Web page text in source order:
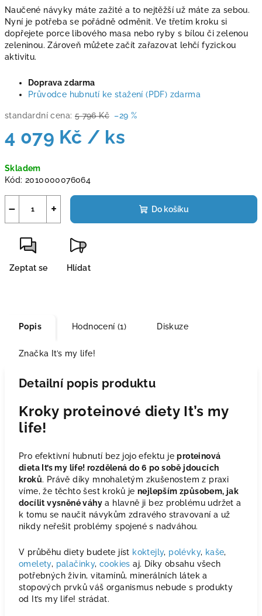
Naučené návyky máte zažité a to nejtěžší už máte za sebou.
Nyní je potřeba se pořádně odměnit. Ve třetím kroku si
dopřejete porce libového masa nebo ryby s bílou či zelenou
zeleninou. Zároveň můžete začít zařazovat lehčí fyzickou
aktivitu.
Doprava zdarma
Průvodce hubnutí ke stažení (PDF) zdarma
standardní cena: 5 796 Kč –29 %
4 079 Kč / ks
cena:
Skladem
Kód: 2010000076064
+
− Do košíku
Zeptat se Hlídat
Popis Hodnocení (1) Diskuze
Značka It’s my life!
Detailní popis produktu
Kroky proteinové diety It’s my
life!
Pro efektivní hubnutí bez jojo efektu jeproteinová
dieta It’s my life! rozdělená do 6 po sobě jdoucích
kroků. Právě díky mnohaletým zkušenostem z praxi
víme, že těchto šest kroků je nejlepším způsobem, jak
docílit vysněné váhy a hlavně ji bez problému udržet a
k tomu se naučit návykům zdravého stravovaní a už
nikdy neřešit problémy spojené s nadváhou.
V průběhu diety budete jíst koktejly, polévky, kaše,
omelety, palačinky,cookies aj. Díky obsahu všech
potřebných živin, vitamínů, minerálních látek a
stopových prvků váš organismus nebude s produkty
od It’s my life! strádat.